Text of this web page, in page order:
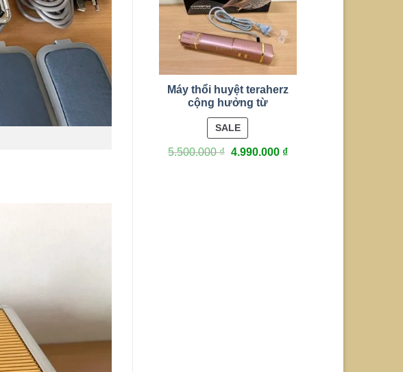
Máy thổi huyệt teraherz
cộng hưởng từ
SALEPRODUCT
ON
SALE
5.500.000₫ 4.990.000 ₫